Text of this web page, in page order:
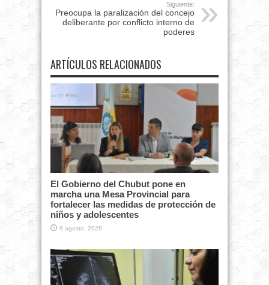
Siguiente:
Preocupa la paralización del concejo
deliberante por conflicto interno de
poderes
ARTÍCULOS RELACIONADOS
El Gobierno del Chubut pone en
marcha una Mesa Provincial para
fortalecer las medidas de protección de
niños y adolescentes
9 agosto, 2026